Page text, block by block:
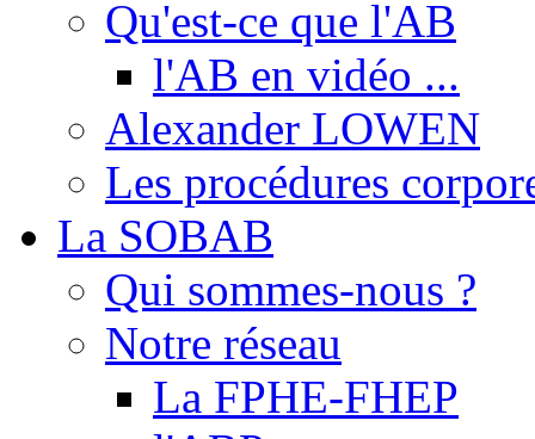
Qu'est-ce que l'AB
l'AB en vidéo ...
Alexander LOWEN
Les procédures
La SOBAB
Qui sommes-nous ?
Notre réseau
La FPHE-FHEP